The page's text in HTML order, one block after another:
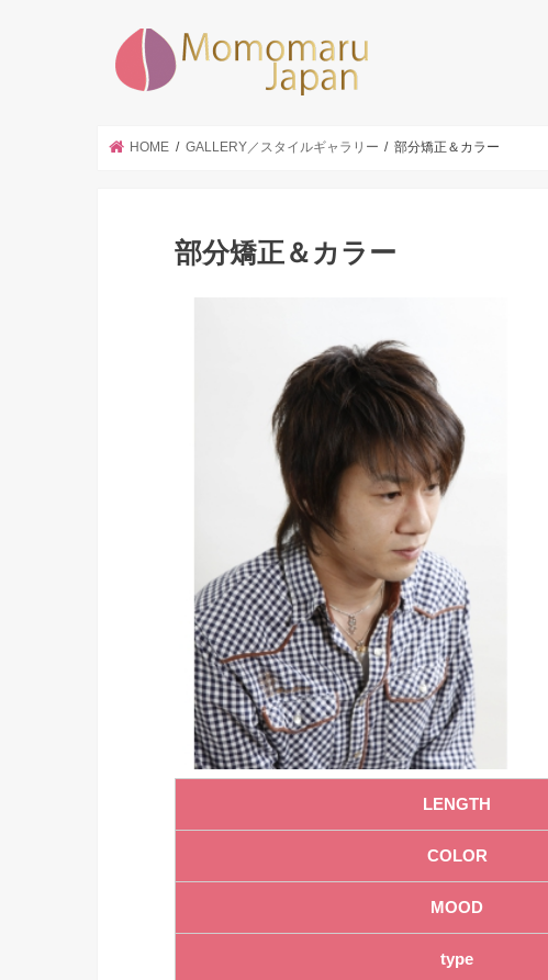
墨田区|
HOME GALLERY／スタイルギャラリー 部分矯正＆カラー
部分矯正＆カラー
LENGTH
COLOR
MOOD
type